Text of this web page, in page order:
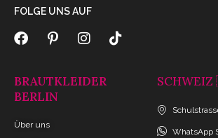
FOLGE UNS AUF
BRAUTKLEIDER
BERLIN
Über uns
WhatsApp